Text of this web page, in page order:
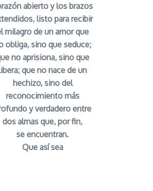
abierto y los brazos
listo para recibir
milagro de un amor que
obliga, sino que seduce;
no aprisiona, sino que
que no nace de un
hechizo, sino del
reconocimiento más
y verdadero entre
dos almas que, por fin,
se encuentran.
Que así sea